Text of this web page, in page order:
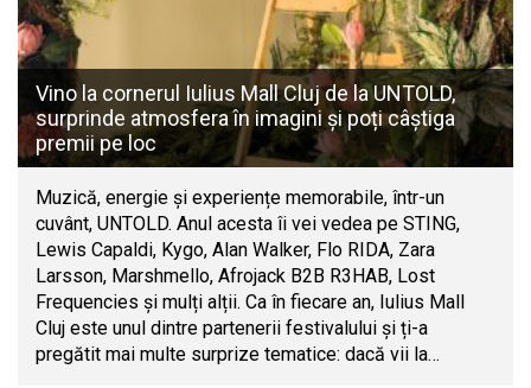
Vino la cornerul Iulius Mall Cluj de la UNTOLD,
surprinde atmosfera în imagini și poți câștiga
premii pe loc
Muzică, energie și experiențe memorabile, într-un
cuvânt, UNTOLD. Anul acesta îi vei vedea pe STING,
Lewis Capaldi, Kygo, Alan Walker, Flo RIDA, Zara
Larsson, Marshmello, Afrojack B2B R3HAB, Lost
Frequencies și mulți alții. Ca în fiecare an, Iulius Mall
Cluj este unul dintre partenerii festivalului și ți-a
pregătit mai multe surprize tematice: dacă vii la…